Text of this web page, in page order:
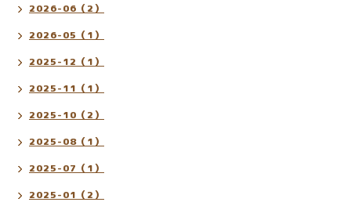
2026-06（2）
2026-05（1）
2025-12（1）
2025-11（1）
2025-10（2）
2025-08（1）
2025-07（1）
2025-01（2）